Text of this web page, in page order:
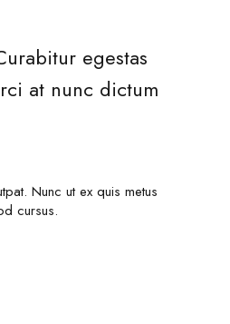
egestas
at nunc dictum
Nunc ut ex quis metus
cursus.